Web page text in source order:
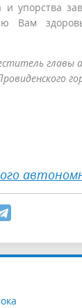
упорства
Вам
главы